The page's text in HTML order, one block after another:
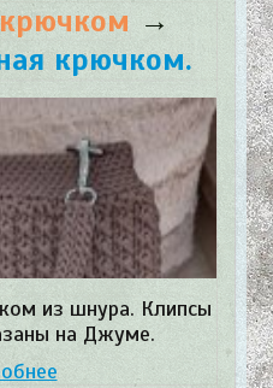
→
крючком.
из шнура. Клипсы
на Джуме.